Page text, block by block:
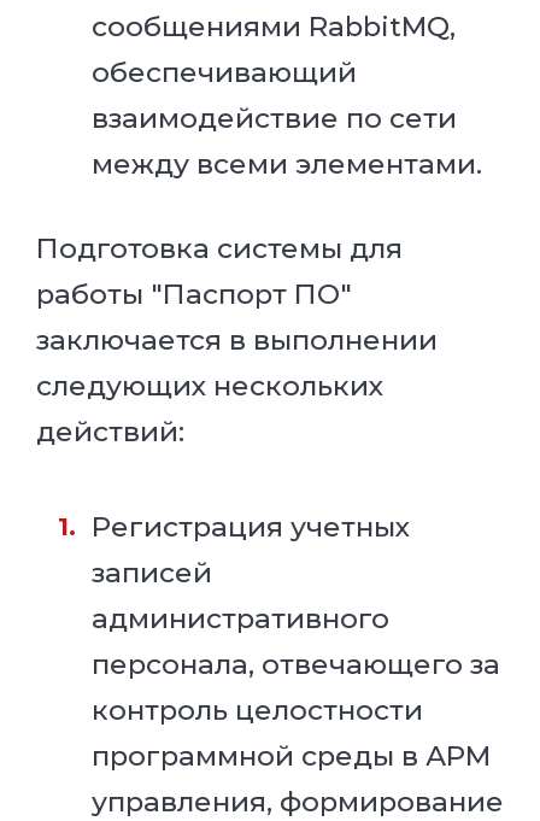
сообщениями RabbitMQ,
обеспечивающий
взаимодействие по сети
между всеми элементами.
Подготовка системы для
работы "Паспорт ПО"
заключается в выполнении
следующих нескольких
действий:
Регистрация учетных
записей
административного
персонала, отвечающего за
контроль целостности
программной среды в АРМ
управления, формирование